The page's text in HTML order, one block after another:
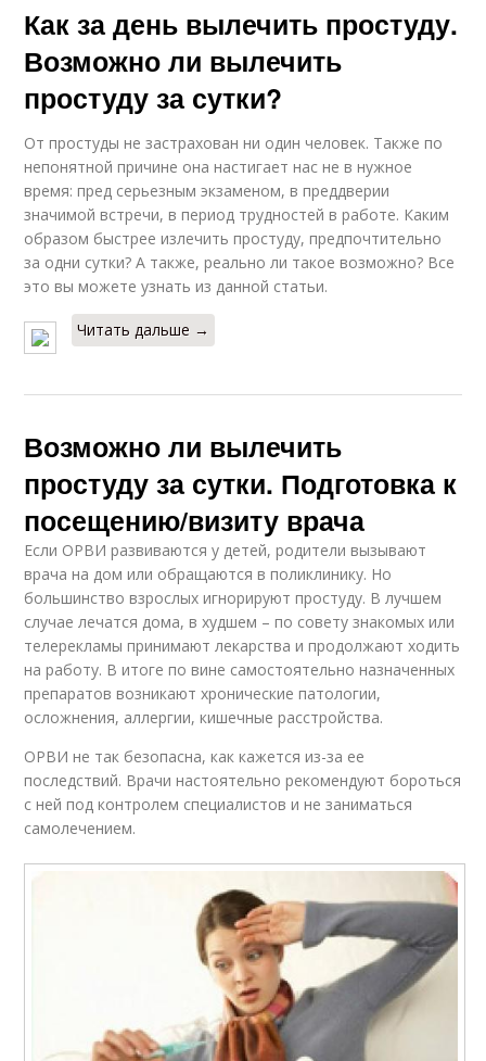
Как за день вылечить простуду.
Возможно ли вылечить
простуду за сутки?
От простуды не застрахован ни один человек. Также по
непонятной причине она настигает нас не в нужное
время: пред серьезным экзаменом, в преддверии
значимой встречи, в период трудностей в работе. Каким
образом быстрее излечить простуду, предпочтительно
за одни сутки? А также, реально ли такое возможно? Все
это вы можете узнать из данной статьи.
Читать дальше →
Возможно ли вылечить
простуду за сутки. Подготовка к
посещению/визиту врача
Если ОРВИ развиваются у детей, родители вызывают
врача на дом или обращаются в поликлинику. Но
большинство взрослых игнорируют простуду. В лучшем
случае лечатся дома, в худшем – по совету знакомых или
телерекламы принимают лекарства и продолжают ходить
на работу. В итоге по вине самостоятельно назначенных
препаратов возникают хронические патологии,
осложнения, аллергии, кишечные расстройства.
ОРВИ не так безопасна, как кажется из-за ее
последствий. Врачи настоятельно рекомендуют бороться
с ней под контролем специалистов и не заниматься
самолечением.